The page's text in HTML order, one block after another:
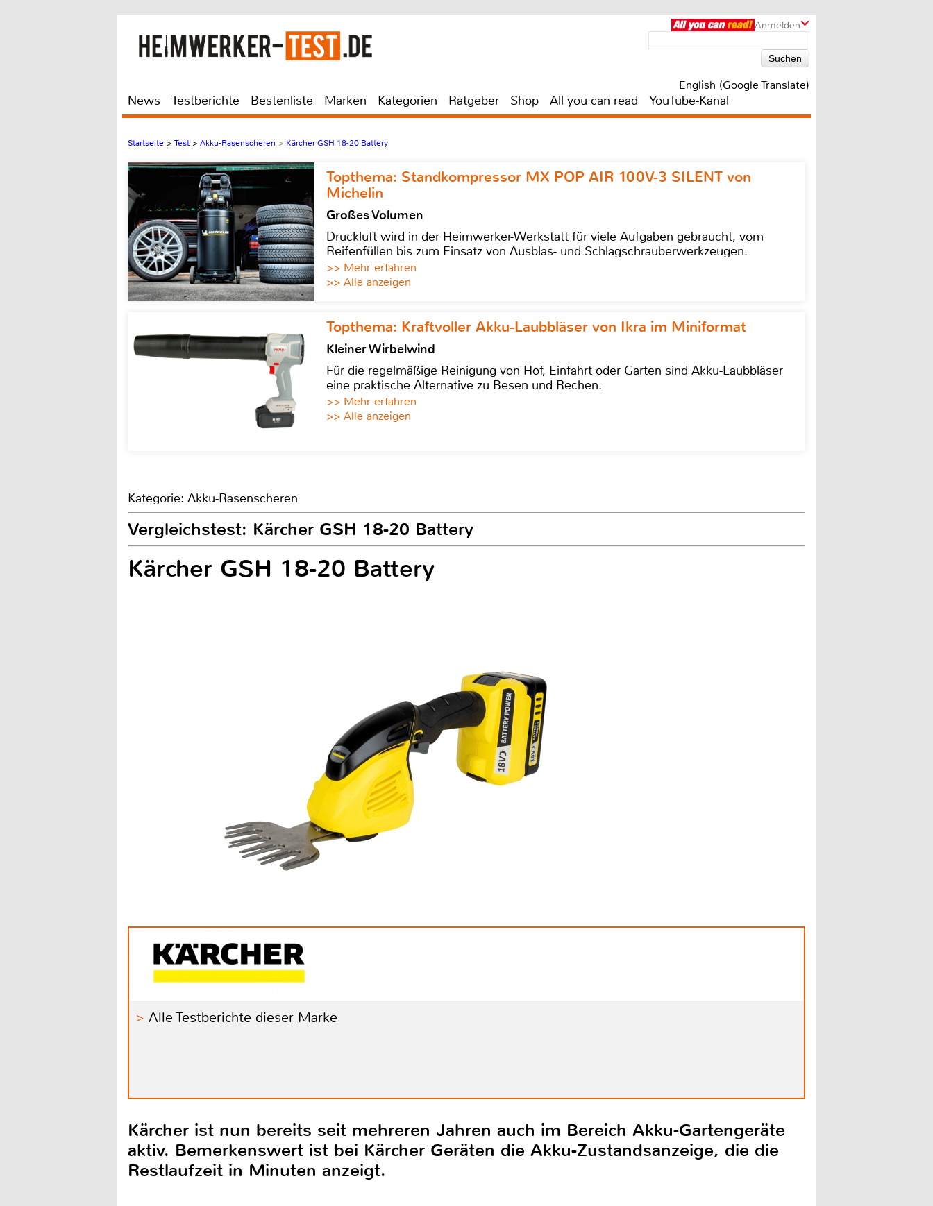
Anmelden
English (Google Translate)
News Testberichte Bestenliste Marken Kategorien Ratgeber Shop All you can read YouTube-Kanal
Startseite > Test > Akku-Rasenscheren > Kärcher GSH 18-20 Battery
Topthema: Standkompressor MX POP AIR 100V-3 SILENT von
Michelin
Großes Volumen
Druckluft wird in der Heimwerker-Werkstatt für viele Aufgaben gebraucht, vom
Reifenfüllen bis zum Einsatz von Ausblas- und Schlagschrauberwerkzeugen.
>> Mehr erfahren
>> Alle anzeigen
Topthema: Kraftvoller Akku-Laubbläser von Ikra im Miniformat
Kleiner Wirbelwind
Für die regelmäßige Reinigung von Hof, Einfahrt oder Garten sind Akku-Laubbläser
eine praktische Alternative zu Besen und Rechen.
>> Mehr erfahren
>> Alle anzeigen
Kategorie: Akku-Rasenscheren
Vergleichstest: Kärcher GSH 18-20 Battery
Kärcher GSH 18-20 Battery
Alle Testberichte dieser Marke
Kärcher ist nun bereits seit mehreren Jahren auch im Bereich Akku-Gartengeräte
aktiv. Bemerkenswert ist bei Kärcher Geräten die Akku-Zustandsanzeige, die die
Restlaufzeit in Minuten anzeigt.